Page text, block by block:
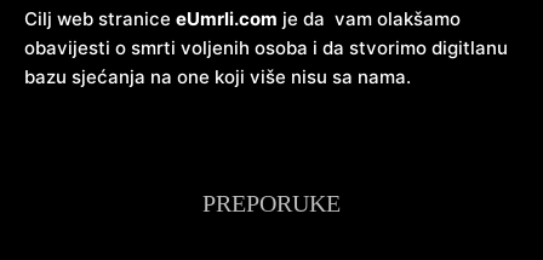
Cilj web stranice eUmrli.com je da vam olakšamo
obavijesti o smrti voljenih osoba i da stvorimo digitlanu
bazu sjećanja na one koji više nisu sa nama.
PREPORUKE